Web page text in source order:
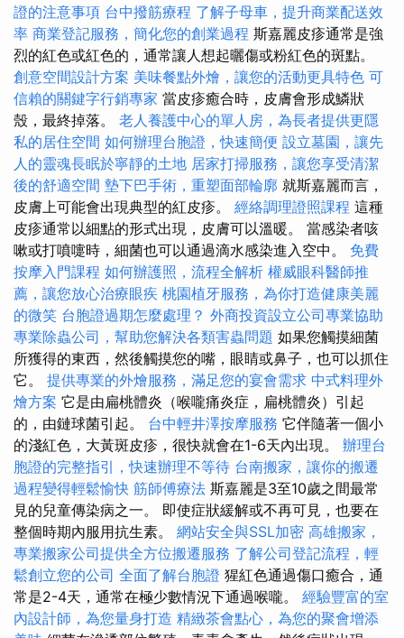
證的注意事項 台中撥筋療程 了解子母車，提升商業配送效
率 商業登記服務，簡化您的創業過程 斯嘉麗皮疹通常是強
烈的紅色或紅色的，通常讓人想起曬傷或粉紅色的斑點。
創意空間設計方案 美味餐點外燴，讓您的活動更具特色 可
信賴的關鍵字行銷專家 當皮疹癒合時，皮膚會形成鱗狀
殼，最終掉落。 老人養護中心的單人房，為長者提供更隱
私的居住空間 如何辦理台胞證，快速簡便 設立墓園，讓先
人的靈魂長眠於寧靜的土地 居家打掃服務，讓您享受清潔
後的舒適空間 墊下巴手術，重塑面部輪廓 就斯嘉麗而言，
皮膚上可能會出現典型的紅皮疹。 經絡調理證照課程 這種
皮疹通常以細點的形式出現，皮膚可以溫暖。 當感染者咳
嗽或打噴嚏時，細菌也可以通過滴水感染進入空中。 免費
按摩入門課程 如何辦護照，流程全解析 權威眼科醫師推
薦，讓您放心治療眼疾 桃園植牙服務，為你打造健康美麗
的微笑 台胞證過期怎麼處理？ 外商投資設立公司專業協助
專業除蟲公司，幫助您解決各類害蟲問題 如果您觸摸細菌
所獲得的東西，然後觸摸您的嘴，眼睛或鼻子，也可以抓住
它。 提供專業的外燴服務，滿足您的宴會需求 中式料理外
燴方案 它是由扁桃體炎（喉嚨痛炎症，扁桃體炎）引起
的，由鏈球菌引起。 台中輕井澤按摩服務 它伴隨著一個小
的淺紅色，大黃斑皮疹，很快就會在1-6天內出現。 辦理台
胞證的完整指引，快速辦理不等待 台南搬家，讓你的搬遷
過程變得輕鬆愉快 筋師傅療法 斯嘉麗是3至10歲之間最常
見的兒童傳染病之一。 即使症狀緩解或不再可見，也要在
整個時期內服用抗生素。 網站安全與SSL加密 高雄搬家，
專業搬家公司提供全方位搬遷服務 了解公司登記流程，輕
鬆創立您的公司 全面了解台胞證 猩紅色通過傷口癒合，通
常是2-4天，通常在極少數情況下通過喉嚨。 經驗豐富的室
內設計師，為您量身打造 精緻茶會點心，為您的聚會增添